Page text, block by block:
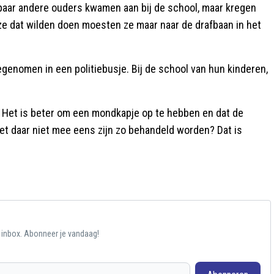
andere ouders kwamen aan bij de school, maar kregen
wilden doen moesten ze maar naar de drafbaan in het
in een politiebusje. Bij de school van hun kinderen,
is beter om een mondkapje op te hebben en dat de
daar niet mee eens zijn zo behandeld worden? Dat is
inbox. Abonneer je vandaag!